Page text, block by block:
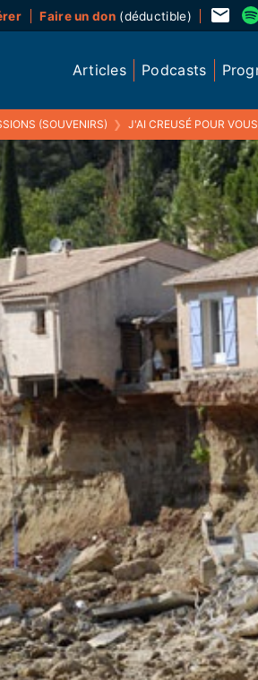
Faire un don(déductible)
Articles Podcasts
(SOUVENIRS) ❯ J'AI CREUSÉ POUR VOUS